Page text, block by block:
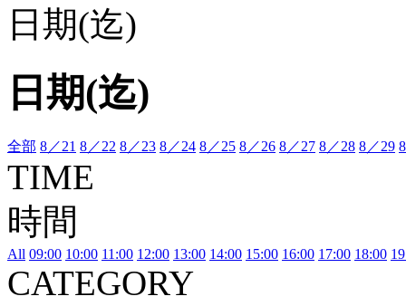
日期(迄)
日期(迄)
全部 8／21 8／22 8／23 8／24 8／25 8／26 8／27 8／28 8／29
TIME
時間
All 09:00 10:00 11:00 12:00 13:00 14:00 15:00 16:00 17:00 18:00
CATEGORY